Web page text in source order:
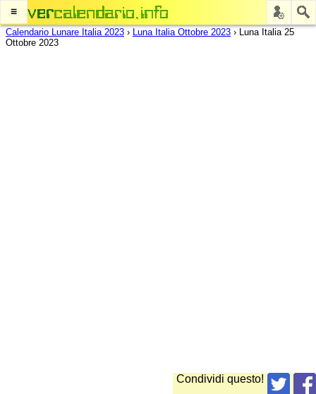
≡
Calendario Lunare Italia 2023 › Luna Italia Ottobre 2023 › Luna Italia 25
Ottobre 2023
Condividi questo!